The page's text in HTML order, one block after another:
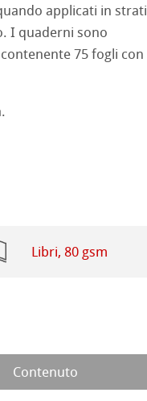
applicati in strati
I quaderni sono
75 fogli con
Libri, 80 gsm
Contenuto